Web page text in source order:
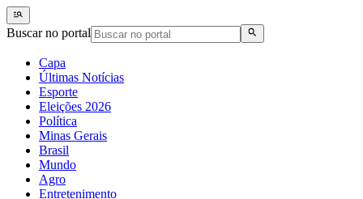
Buscar no portal
Capa
Últimas Notícias
Esporte
Eleições 2026
Política
Minas Gerais
Brasil
Mundo
Agro
Entretenimento